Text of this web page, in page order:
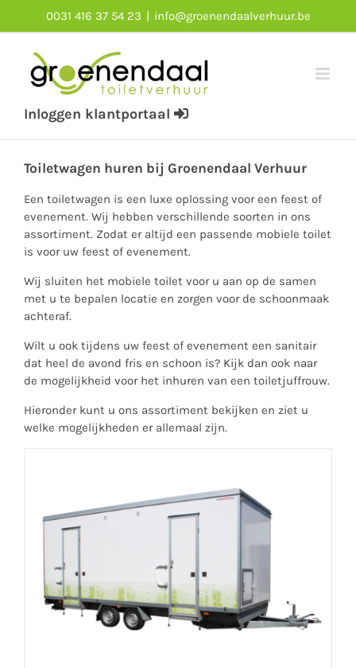
0031 416 37 54 23 | info@groenendaalverhuur.be
Inloggen klantportaal
Toiletwagen huren bij Groenendaal Verhuur
Een toiletwagen is een luxe oplossing voor een feest of
evenement. Wij hebben verschillende soorten in ons
assortiment. Zodat er altijd een passende mobiele toilet
is voor uw feest of evenement.
Wij sluiten het mobiele toilet voor u aan op de samen
met u te bepalen locatie en zorgen voor de schoonmaak
achteraf.
Wilt u ook tijdens uw feest of evenement een sanitair
dat heel de avond fris en schoon is? Kijk dan ook naar
de mogelijkheid voor het inhuren van een toiletjuffrouw.
Hieronder kunt u ons assortiment bekijken en ziet u
welke mogelijkheden er allemaal zijn.